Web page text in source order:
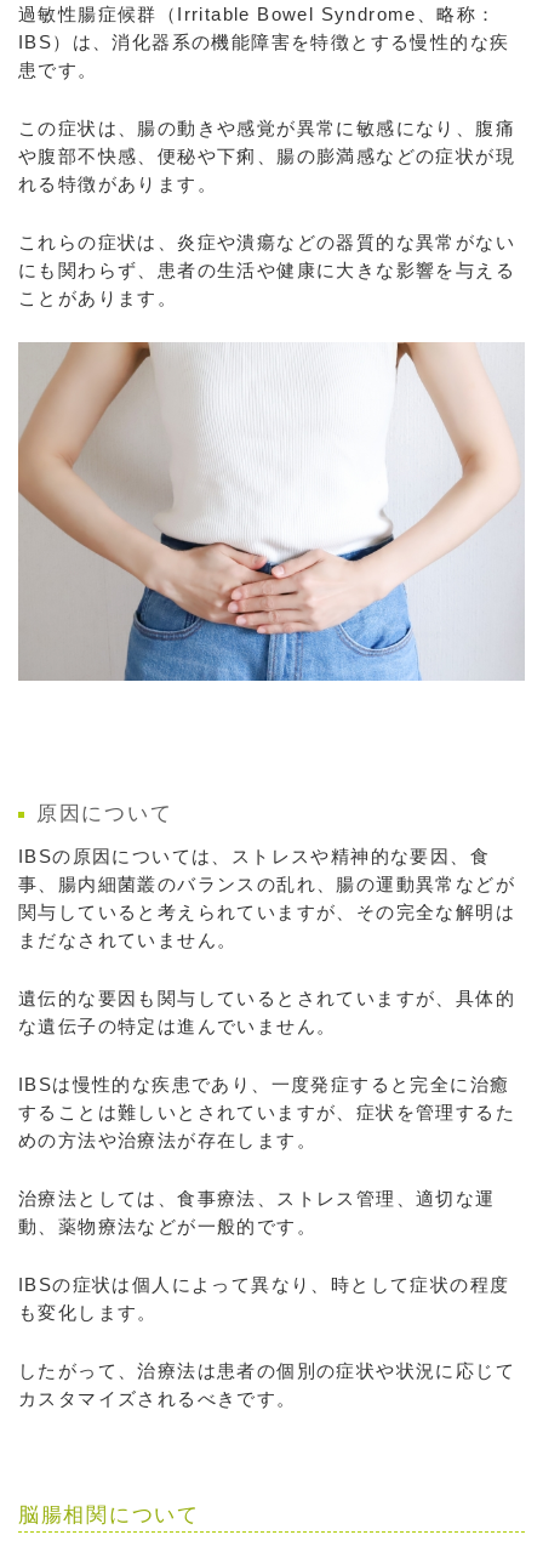
過敏性腸症候群（Irritable Bowel Syndrome、略称：
IBS）は、消化器系の機能障害を特徴とする慢性的な疾
患です。
この症状は、腸の動きや感覚が異常に敏感になり、腹痛
や腹部不快感、便秘や下痢、腸の膨満感などの症状が現
れる特徴があります。
これらの症状は、炎症や潰瘍などの器質的な異常がない
にも関わらず、患者の生活や健康に大きな影響を与える
ことがあります。
原因について
IBSの原因については、ストレスや精神的な要因、食
事、腸内細菌叢のバランスの乱れ、腸の運動異常などが
関与していると考えられていますが、その完全な解明は
まだなされていません。
遺伝的な要因も関与しているとされていますが、具体的
な遺伝子の特定は進んでいません。
IBSは慢性的な疾患であり、一度発症すると完全に治癒
することは難しいとされていますが、症状を管理するた
めの方法や治療法が存在します。
治療法としては、食事療法、ストレス管理、適切な運
動、薬物療法などが一般的です。
IBSの症状は個人によって異なり、時として症状の程度
も変化します。
したがって、治療法は患者の個別の症状や状況に応じて
カスタマイズされるべきです。
脳腸相関について